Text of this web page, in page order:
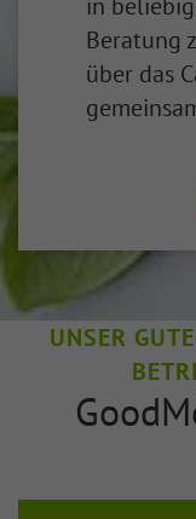
in
Beratung
über das
UNSER